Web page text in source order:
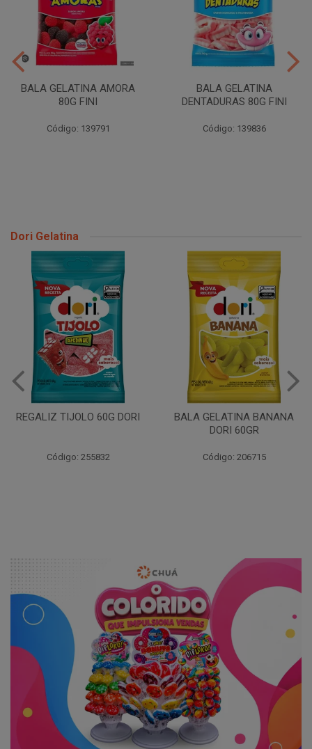
BALA GELATINA AMORA
80G FINI
Código: 139791
BALA GELATINA
DENTADURAS 80G FINI
Código: 139836
Dori Gelatina
BALA GELATINA BANANA
Código: 206715
BALA GELATINA AMORA
DORI 60GR